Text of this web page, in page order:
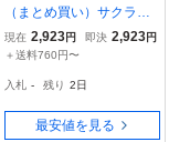
（まとめ買い）サクラク
レパス 水でおとせるクレ
ヨン12色 WYL12 000018
現在 2,923円 即決 2,923円
＋送料760円〜
入札 - 残り 2日
最安値を見る